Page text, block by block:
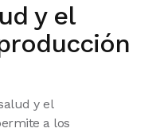
y el
y el
a los